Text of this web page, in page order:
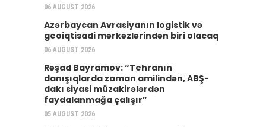
06 AUGUST 2026
Azərbaycan Avrasiyanın logistik və
geoiqtisadi mərkəzlərindən biri olacaq
06 AUGUST 2026
Rəşad Bayramov: “Tehranın
danışıqlarda zaman amilindən, ABŞ-
dakı siyasi müzakirələrdən
faydalanmağa çalışır”
05 AUGUST 2026